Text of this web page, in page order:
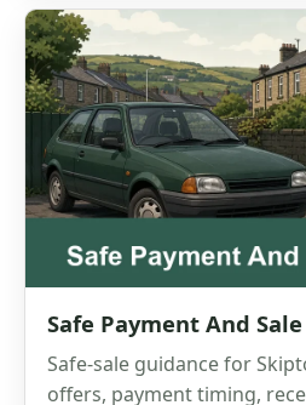
Safe Payment And
Safe-sale guidance for
offers, payment timing,